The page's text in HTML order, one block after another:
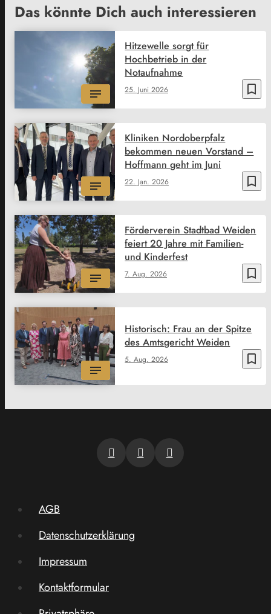
Das könnte Dich auch interessieren
bookmark_border
25. Juni 2026
Hitzewelle sorgt für
Hochbetrieb in der
Notaufnahme
bookmark_border
22. Jan. 2026
Kliniken Nordoberpfalz
bekommen neuen Vorstand –
Hoffmann geht im Juni
bookmark_border
7. Aug. 2026
Förderverein Stadtbad Weiden
feiert 20 Jahre mit Familien-
und Kinderfest
bookmark_border
5. Aug. 2026
Historisch: Frau an der Spitze
des Amtsgericht Weiden
AGB
Datenschutzerklärung
Impressum
Kontaktformular